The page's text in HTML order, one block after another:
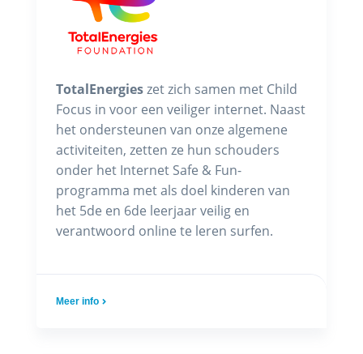
TotalEnergieszet zich samen met Child
Focus in voor een veiliger internet. Naast
het ondersteunen van onze algemene
activiteiten, zetten ze hun schouders
onder het Internet Safe & Fun-
programma met als doel kinderen van
het 5de en 6de leerjaar veilig en
verantwoord online te leren surfen.
Meer info